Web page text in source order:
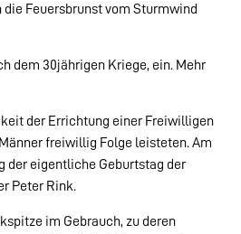
Feuersbrunst vom Sturmwind
dem 30jährigen Kriege, ein. Mehr
der Errichtung einer Freiwilligen
freiwillig Folge leisteten. Am
der eigentliche Geburtstag der
Peter Rink.
im Gebrauch, zu deren